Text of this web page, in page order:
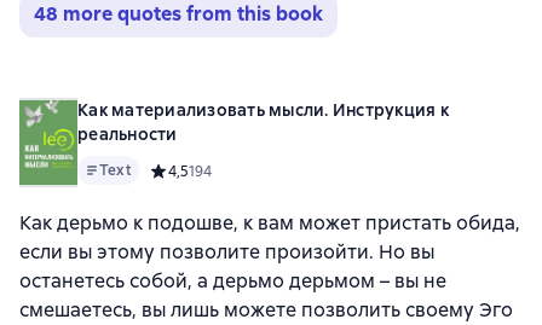
48 more quotes from this book
Как материализовать мысли. Инструкция к
реальности
Text Средний рейтинг 4,5 на основе 194 оценок
4,5194
Как дерьмо к подошве, к вам может пристать обида,
если вы этому позволите произойти. Но вы
останетесь собой, а дерьмо дерьмом – вы не
смешаетесь, вы лишь можете позволить своему Эго